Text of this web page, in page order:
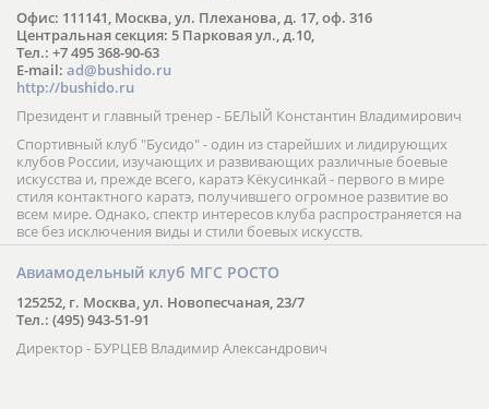
Офис: 111141, Москва, ул. Плеханова, д. 17, оф. 316
Центральная секция: 5 Парковая ул., д.10,
Тел.: +7 495 368-90-63
E-mail: ad@bushido.ru
http://bushido.ru
Президент и главный тренер - БЕЛЫЙ Константин Владимирович
Спортивный клуб "Бусидо" - один из старейших и лидирующих
клубов России, изучающих и развивающих различные боевые
искусства и, прежде всего, каратэ Кёкусинкай - первого в мире
стиля контактного каратэ, получившего огромное развитие во
всем мире. Однако, спектр интересов клуба распространяется на
все без исключения виды и стили боевых искусств.
Авиамодельный клуб МГС РОСТО
125252, г. Москва, ул. Новопесчаная, 23/7
Тел.: (495) 943-51-91
Директор - БУРЦЕВ Владимир Александрович